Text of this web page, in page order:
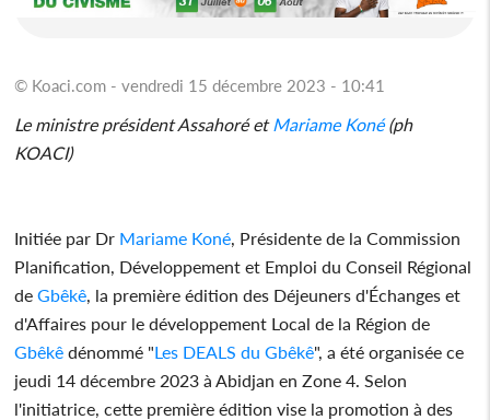
© Koaci.com - vendredi 15 décembre 2023 - 10:41
Le ministre président Assahoré etMariame Koné(ph
KOACI)
Initiée par Dr Mariame Koné, Présidente de la Commission
Planification, Développement et Emploi du Conseil Régional
de Gbêkê, la première édition des Déjeuners d'Échanges et
d'Affaires pour le développement Local de la Région de
Gbêkê dénommé "Les DEALS du Gbêkê", a été organisée ce
jeudi 14 décembre 2023 à Abidjan en Zone 4. Selon
l'initiatrice, cette première édition vise la promotion à des